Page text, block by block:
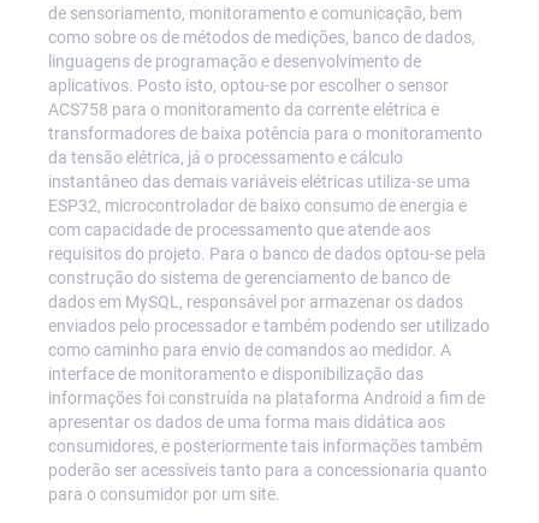
de sensoriamento, monitoramento e comunicação, bem
como sobre os de métodos de medições, banco de dados,
linguagens de programação e desenvolvimento de
aplicativos. Posto isto, optou-se por escolher o sensor
ACS758 para o monitoramento da corrente elétrica e
transformadores de baixa potência para o monitoramento
da tensão elétrica, já o processamento e cálculo
instantâneo das demais variáveis elétricas utiliza-se uma
ESP32, microcontrolador de baixo consumo de energia e
com capacidade de processamento que atende aos
requisitos do projeto. Para o banco de dados optou-se pela
construção do sistema de gerenciamento de banco de
dados em MySQL, responsável por armazenar os dados
enviados pelo processador e também podendo ser utilizado
como caminho para envio de comandos ao medidor. A
interface de monitoramento e disponibilização das
informações foi construída na plataforma Android a fim de
apresentar os dados de uma forma mais didática aos
consumidores, e posteriormente tais informações também
poderão ser acessíveis tanto para a concessionaria quanto
para o consumidor por um site.